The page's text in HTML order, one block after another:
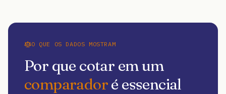
O QUE OS DADOS MOSTRAM
Por que cotar em um
comparadoré essencial